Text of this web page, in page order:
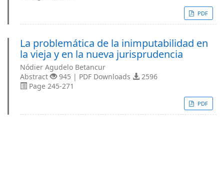
PDF
La problemática de la inimputabilidad en
la vieja y en la nueva jurisprudencia
Nódier Agudelo Betancur
Abstract
945 | PDF Downloads
2596
Page 245-271
PDF